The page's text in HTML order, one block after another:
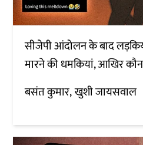
सीजेपी आंदोलन के बाद
मारने की धमकियां, आखिर
बसंत कुमार खुशी जायसवाल